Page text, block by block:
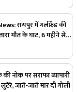
रायपुर में गर्लफ्रेंड की
मौत के घाट, 6 महीने से
नोक पर सराफा व्यापारी
जाते-जाते मार दी गोली